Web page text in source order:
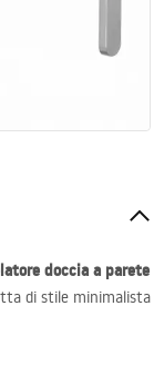
doccia a parete
di stile minimalista